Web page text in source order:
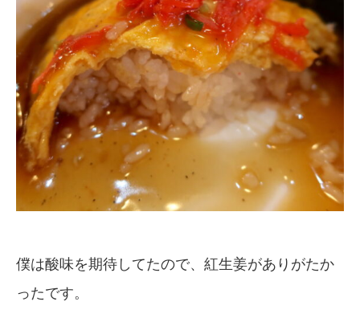
僕は酸味を期待してたので、紅生姜がありがたか
ったです。